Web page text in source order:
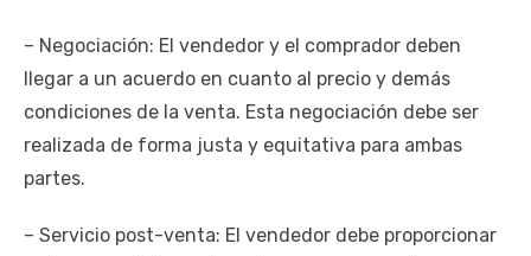
– Negociación: El vendedor y el comprador deben
llegar a un acuerdo en cuanto al precio y demás
condiciones de la venta. Esta negociación debe ser
realizada de forma justa y equitativa para ambas
partes.
– Servicio post-venta: El vendedor debe proporcionar